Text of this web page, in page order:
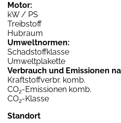
Motor:
kW / PS
Treibstoff
Hubraum
Umweltnormen:
Schadstoffklasse
Umweltplakette
Verbrauch und Emissionen
Kraftstoffverbr. komb.
CO2-Emissionen komb.
CO2-Klasse
Standort